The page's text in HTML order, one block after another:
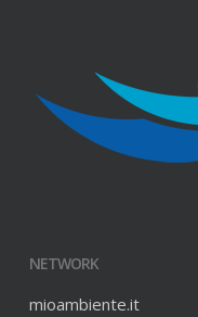
NETWORK
mioambiente.it